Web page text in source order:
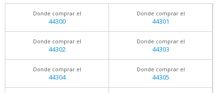
Donde comprar el
44300
Donde comprar el
44301
Donde comprar el
44302
Donde comprar el
44303
Donde comprar el
44304
Donde comprar el
44305